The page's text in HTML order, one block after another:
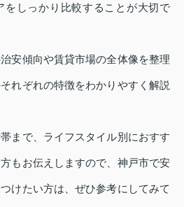
をしっかり比較することが大切で
安傾向や賃貸市場の全体像を整理
れぞれの特徴をわかりやすく解説
まで、ライフスタイル別におすす
もお伝えしますので、神戸市で安
けたい方は、ぜひ参考にしてみて